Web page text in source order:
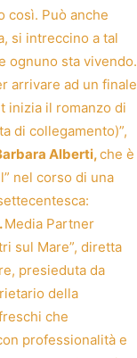
così. Può anche
si intreccino a tal
ognuno sta vivendo.
arrivare ad un finale
inizia il romanzo di
di collegamento)”,
Alberti,che è
nel corso di una
Media Partner
sul Mare”, diretta
presieduta da
della
che
professionalità e